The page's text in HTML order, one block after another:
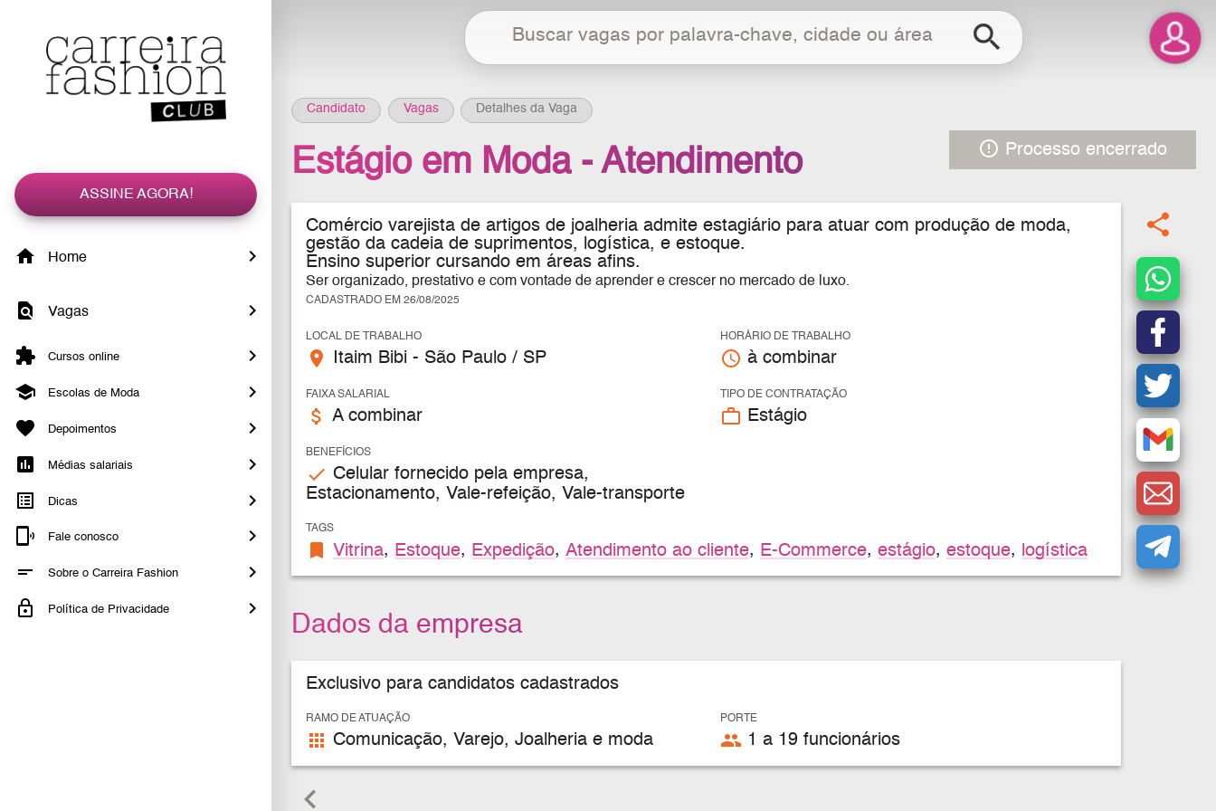
ASSINE AGORA!
Home
Vagas
Cursos online
Escolas de Moda
Depoimentos
Médias salariais
Dicas
Fale conosco
Sobre o Carreira Fashion
Política de Privacidade
search
Candidato Vagas Detalhes da Vaga
error_outline Processo encerrado
Estágio em Moda - Atendimento
Comércio varejista de artigos de joalheria admite estagiário para atuar com produção de moda,
gestão da cadeia de suprimentos, logística, e estoque.
Ensino superior cursando em áreas afins.
Ser organizado, prestativo e com vontade de aprender e crescer no mercado de luxo.
CADASTRADO EM 26/08/2025
LOCAL DE TRABALHO
place Itaim Bibi - São Paulo / SP
HORÁRIO DE TRABALHO
access_time à combinar
FAIXA SALARIAL
attach_money A combinar
TIPO DE CONTRATAÇÃO
work_outline Estágio
BENEFÍCIOS
check Celular fornecido pela empresa,
Estacionamento, Vale-refeição, Vale-transporte
TAGS
bookmark Vitrina, Estoque, Expedição, Atendimento ao cliente, E-Commerce, estágio, estoque, logística
Dados da empresa
Exclusivo para candidatos cadastrados
RAMO DE ATUAÇÃO
apps Comunicação, Varejo, Joalheria e moda
PORTE
people 1 a 19 funcionários
keyboard_arrow_left
share